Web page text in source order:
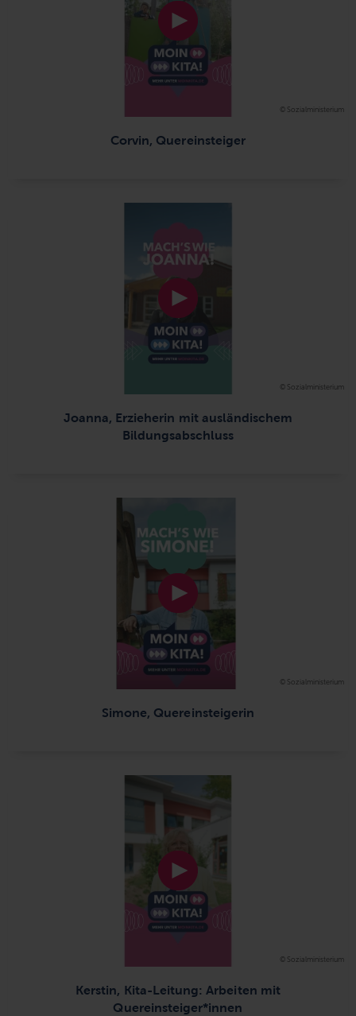
Corvin, Quereinsteiger
© Sozialministerium
Joanna, Erzieherin mit ausländischem
Bildungsabschluss
© Sozialministerium
Simone, Quereinsteigerin
© Sozialministerium
Kerstin, Kita-Leitung: Arbeiten mit
Quereinsteiger*innen
© Sozialministerium